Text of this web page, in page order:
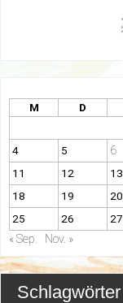
M
D
4
5 6
11
12 13
18
19 20
25
26 27
« Sep. Nov. »
Schlagwörter